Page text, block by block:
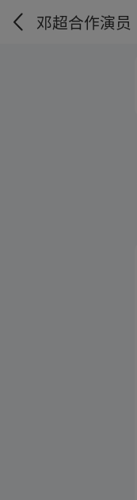
邓超合作演员